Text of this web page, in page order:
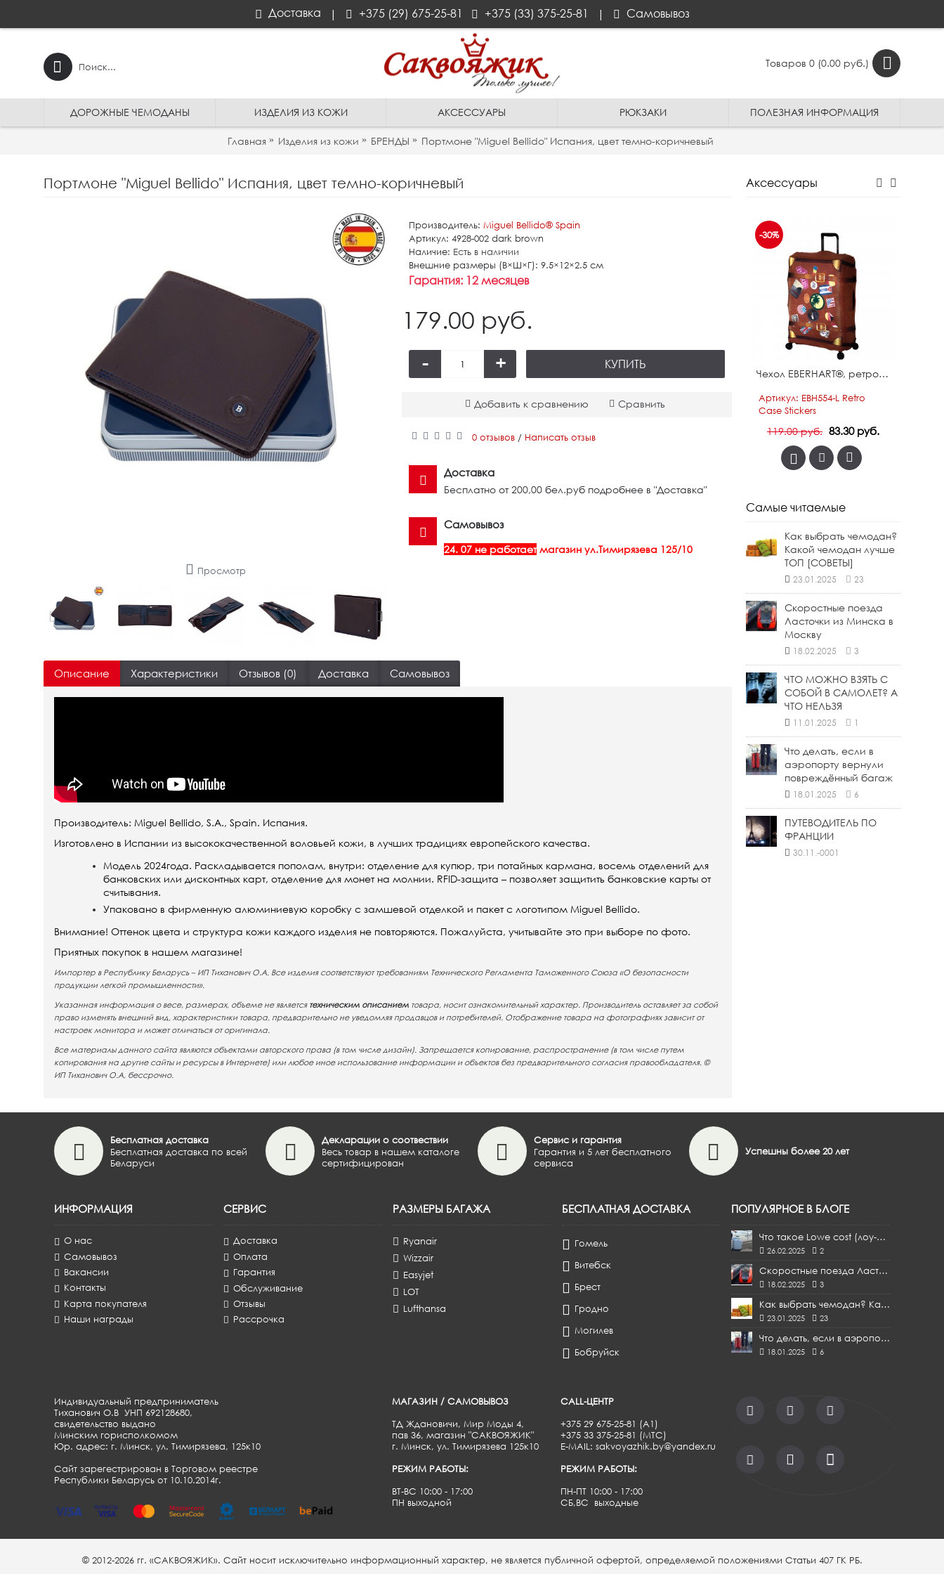
Доставка | +375 (29) 675-25-81 +375 (33) 375-25-81 | Самовывоз
Товаров 0 (0.00 руб.)
ДОРОЖНЫЕ ЧЕМОДАНЫ ИЗДЕЛИЯ ИЗ КОЖИ АКСЕССУАРЫ РЮКЗАКИ ПОЛЕЗНАЯ ИНФОРМАЦИЯ
Главная Изделия из кожи БРЕНДЫ Портмоне "Miguel Bellido" Испания, цвет темно-коричневый
Аксессуары
Артикул: 5216 Lilac-grey
-30%
Чехол EBERHART®️, ретро чемодан, большой L
Артикул: EBH554-L Retro
Case Stickers
119.00 руб. 83.30 руб.
Самые читаемые
Как выбрать чемодан?
Какой чемодан лучше
ТОП [СОВЕТЫ]
23.01.2025 23
Скоростные поезда
Ласточки из Минска в
Москву
18.02.2025 3
ЧТО МОЖНО ВЗЯТЬ С
СОБОЙ В САМОЛЕТ? А
ЧТО НЕЛЬЗЯ
11.01.2025 1
Что делать, если в
аэропорту вернули
повреждённый багаж
18.01.2025 6
ПУТЕВОДИТЕЛЬ ПО
ФРАНЦИИ
30.11.-0001
Портмоне "Miguel Bellido" Испания, цвет темно-коричневый
Просмотр
Производитель: Miguel Bellido®️ Spain
Артикул: 4928-002 dark brown
Наличие: Есть в наличии
Внешние размеры (В×Ш×Г): 9.5×12×2.5 см
Гарантия: 12 месяцев
179.00 руб.
- + КУПИТЬ
Добавить к сравнению Сравнить
0 отзывов / Написать отзыв
Доставка
Бесплатно от 200,00 бел.руб подробнее в "Доставка"
Самовывоз
24. 07 не работает магазин ул.Тимирязева 125/10
Описание Характеристики Отзывов (0) Доставка Самовывоз
Производитель: Miguel Bellido, S.A., Spain. Испания.
Изготовлено в Испании из высококачественной воловьей кожи, в лучших традициях европейского качества.
Модель 2024года. Раскладывается пополам, внутри: отделение для купюр, три потайных кармана, восемь отделений для
банковских или дисконтных карт, отделение для монет на молнии. RFID-защита – позволяет защитить банковские карты от
считывания.
Упаковано в фирменную алюминиевую коробку с замшевой отделкой и пакет с логотипом Miguel Bellido.
Внимание! Оттенок цвета и структура кожи каждого изделия не повторяются. Пожалуйста, учитывайте это при выборе по фото.
Приятных покупок в нашем магазине!
Импортер в Республику Беларусь – ИП Тиханович О.А. Все изделия соответствуют требованиям Технического Регламента Таможенного Союза «О безопасности
продукции легкой промышленности».
Указанная информация о весе, размерах, объеме не является техническим описанием товара, носит ознакомительный характер. Производитель оставляет за собой
право изменять внешний вид, характеристики товара, предварительно не уведомляя продавцов и потребителей. Отображение товара на фотографиях зависит от
настроек монитора и может отличаться от оригинала.
Все материалы данного сайта являются объектами авторского права (в том числе дизайн). Запрещается копирование, распространение (в том числе путем
копирования на другие сайты и ресурсы в Интернете) или любое иное использование информации и объектов без предварительного согласия правообладателя. ©
ИП Тиханович О.А, бессрочно.
Бесплатная доставка
Бесплатная доставка по всей
Беларуси
Декларации о соотвествии
Весь товар в нашем каталоге
сертифицирован
Сервис и гарантия
Гарантия и 5 лет бесплатного
сервиса
Успешны более 20 лет
ИНФОРМАЦИЯ
О нас
Самовывоз
Вакансии
Контакты
Карта покупателя
Наши награды
СЕРВИС
Доставка
Оплата
Гарантия
Обслуживание
Отзывы
Рассрочка
РАЗМЕРЫ БАГАЖА
Ryanair
Wizzair
Easyjet
LOT
Lufthansa
БЕСПЛАТНАЯ ДОСТАВКА
Гомель
Витебск
Брест
Гродно
Могилев
Бобруйск
ПОПУЛЯРНОЕ В БЛОГЕ
Что такое Lowe cost (лоу-кост)?
26.02.2025 2
Скоростные поезда Ласточки из Минска в Москву
18.02.2025 3
Как выбрать чемодан? Какой чемодан лучше ТОП [СОВЕТЫ]
23.01.2025 23
Что делать, если в аэропорту вернули повреждённый багаж
18.01.2025 6
Индивидуальный предприниматель
Тиханович О.В УНП 692128680,
свидетельство выдано
Минским горисполкомом
Юр. адрес: г. Минск, ул. Тимирязева, 125к10
Сайт зарегестрирован в Торговом реестре
Республики Беларусь от 10.10.2014г.
МАГАЗИН / САМОВЫВОЗ
ТД Ждановичи, Мир Моды 4,
пав 36, магазин "САКВОЯЖИК"
г. Минск, ул. Тимирязева 125к10
РЕЖИМ РАБОТЫ:
ВТ-ВС 10:00 - 17:00
ПН выходной
CALL-ЦЕНТР
+375 29 675-25-81 (A1)
+375 33 375-25-81 (МТС)
E-MAIL: sakvoyazhik.by@yandex.ru
РЕЖИМ РАБОТЫ:
ПН-ПТ 10:00 - 17:00
СБ,ВС выходные
© 2012-2026 гг. «САКВОЯЖИК». Cайт носит исключительно информационный характер, не является публичной офертой, определяемой положениями Статьи 407 ГК РБ.